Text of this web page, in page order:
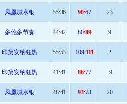
凤凰城水银 55:36 90:67 23
多伦多节奏 44:42 80:89 9
印第安纳狂热 55:53 109:111 2
印第安纳狂热 41:41 86:77 -9
凤凰城水银 48:41 93:73 20